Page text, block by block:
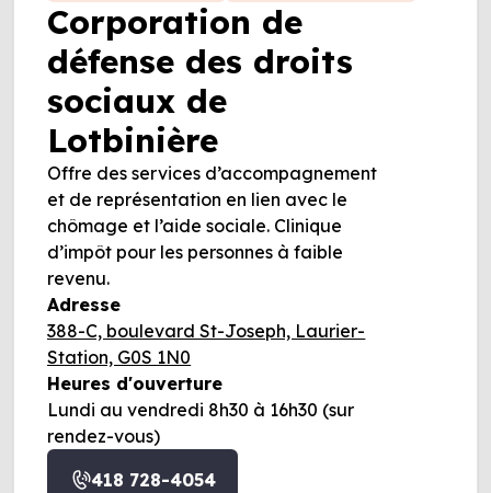
Corporation de
défense des droits
sociaux de
Lotbinière
Offre des services d’accompagnement
et de représentation en lien avec le
chômage et l’aide sociale. Clinique
d’impôt pour les personnes à faible
revenu.
Adresse
388-C, boulevard St-Joseph, Laurier-
Station, G0S 1N0
Heures d'ouverture
Lundi au vendredi 8h30 à 16h30 (sur
rendez-vous)
418 728-4054